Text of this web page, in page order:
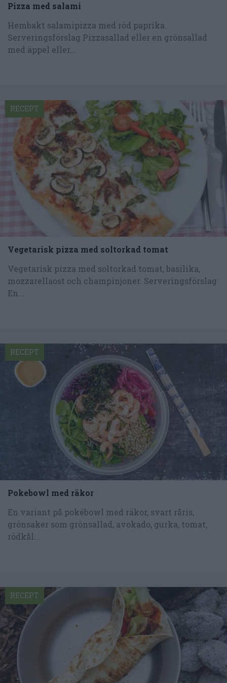
Pizza med salami
Hembakt salamipizza med röd paprika.
Serveringsförslag Pizzasallad eller en grönsallad
med äppel eller...
Vegetarisk pizza med soltorkad tomat
Vegetarisk pizza med soltorkad tomat, basilika,
mozzarellaost och champinjoner. Serveringsförslag
En...
RECEPT
Pokebowl med räkor
En variant på pokébowl med räkor, svart råris,
grönsaker som grönsallad, avokado, gurka, tomat,
rödkål...
RECEPT
RECEPT